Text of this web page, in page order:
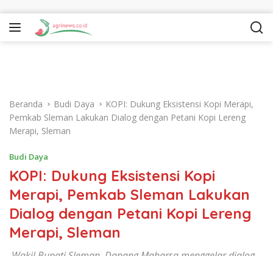
Beranda Budi Daya
KOPI: Dukung Eksistensi Kopi Merapi,
Pemkab Sleman Lakukan Dialog dengan Petani Kopi Lereng
Merapi, Sleman
Budi Daya
KOPI: Dukung Eksistensi Kopi
Merapi, Pemkab Sleman Lakukan
Dialog dengan Petani Kopi Lereng
Merapi, Sleman